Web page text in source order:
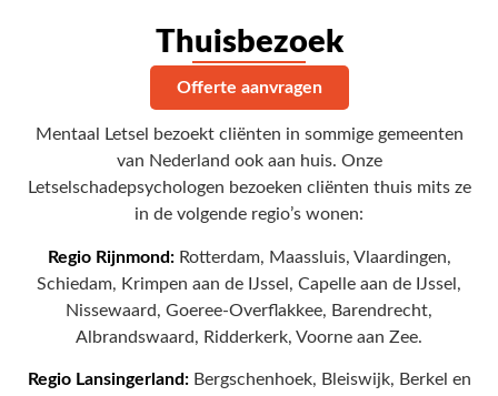
Thuisbezoek
Offerte aanvragen
Mentaal Letsel bezoekt cliënten in sommige gemeenten
van Nederland ook aan huis. Onze
Letselschadepsychologen bezoeken cliënten thuis mits ze
in de volgende regio’s wonen:
Regio Rijnmond:Rotterdam, Maassluis, Vlaardingen,
Schiedam, Krimpen aan de IJssel, Capelle aan de IJssel,
Nissewaard, Goeree-Overflakkee, Barendrecht,
Albrandswaard, Ridderkerk, Voorne aan Zee.
Regio Lansingerland:Bergschenhoek, Bleiswijk, Berkel en